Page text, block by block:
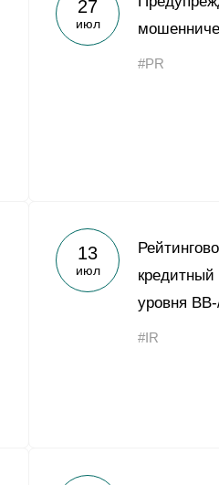
Yong Sheng Feng
Acron Argentina S.R.L
27
июл
#PR
13
июл
кредитный
уровня
#IR